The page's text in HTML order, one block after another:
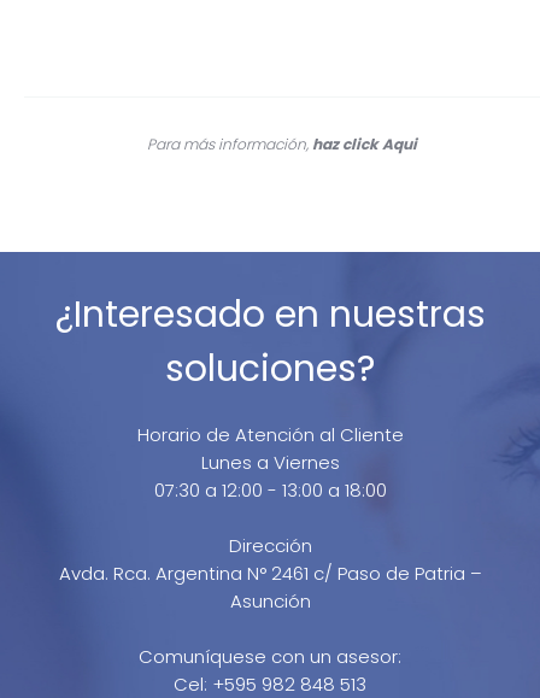
Para más información, haz clickAqui
¿Interesado en nuestras
soluciones?
Horario de Atención al Cliente
Lunes a Viernes
07:30 a 12:00 - 13:00 a 18:00
Dirección
Avda. Rca. Argentina N° 2461 c/ Paso de Patria –
Asunción
Comuníquese con un asesor:
Cel: +595 982 848 513